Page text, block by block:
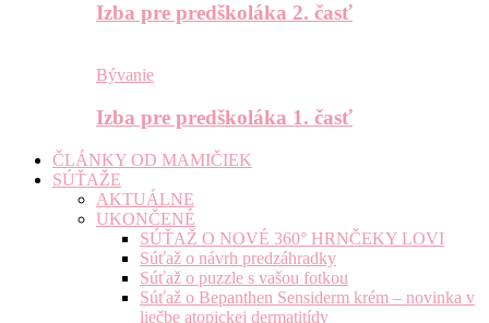
Izba pre predškoláka 2. časť
Bývanie
Izba pre predškoláka 1. časť
ČLÁNKY OD MAMIČIEK
SÚŤAŽE
AKTUÁLNE
UKONČENÉ
SÚŤAŽ O NOVÉ 360° HRNČEKY LOVI
Súťaž o návrh predzáhradky
Súťaž o puzzle s vašou fotkou
Súťaž o Bepanthen Sensiderm krém – novinka v
liečbe atopickej dermatitídy